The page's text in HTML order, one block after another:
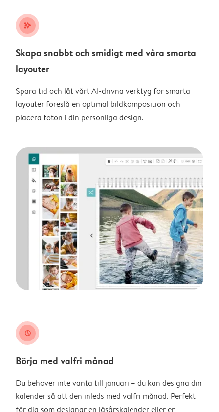
stars_plus
Skapa snabbt och smidigt med våra smarta
layouter
Spara tid och låt vårt AI-drivna verktyg för smarta
layouter föreslå en optimal bildkomposition och
placera foton i din personliga design.
clock
Börja med valfri månad
Du behöver inte vänta till januari – du kan designa din
kalender så att den inleds med valfri månad. Perfekt
för dig som designar en läsårskalender eller en